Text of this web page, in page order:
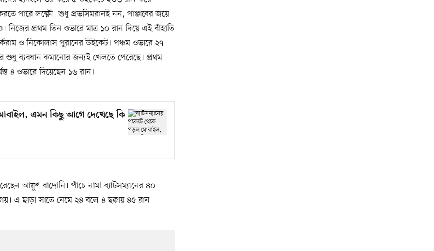
পারে লক্ষ্ণৌ। শুধু প্রভসিমরানই নন, পাঞ্জাবের জয়ে
প্রথম তিন ওভারে মাত্র ১০ রান দিয়ে এই বাঁহাতি
ও নিকোলাস পুরানের উইকেট। পঞ্চম ওভারে ২৭
শুধু ব্যবধান কমানোর জন্যই খেলতে পেরেছে। প্রথম
৪ ওভারে দিয়েছেন ১৬ রান।
এমন কিছু আগে দেখেছে কি
আয়ুশ বাদোনি। পাঁচে নামা ব্যাটসম্যানের ৪০
এ ছাড়া সাতে নেমে ২৪ বলে ৪ ছক্কায় ৪৫ রান